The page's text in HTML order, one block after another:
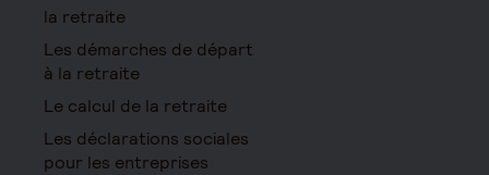
la retraite
Les démarches de départ
à la retraite
Le calcul de la retraite
Les déclarations sociales
pour les entreprises